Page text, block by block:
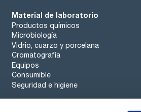
Material de laboratorio
Productos químicos
Microbiología
Vidrio, cuarzo y porcelana
Cromatografía
Equipos
Consumible
Seguridad e higiene